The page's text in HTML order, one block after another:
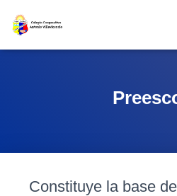
Constituye la base